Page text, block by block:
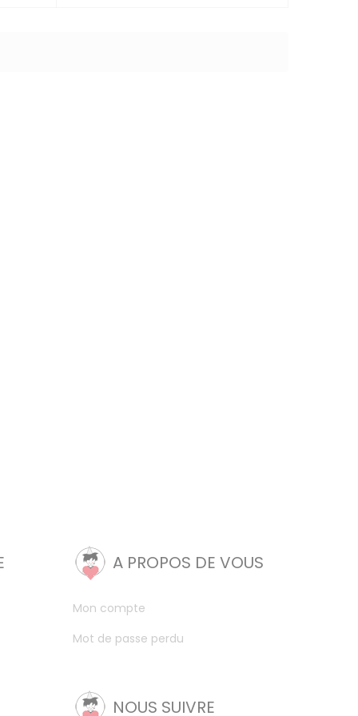
A PROPOS DE VOUS
Mon compte
Mot de passe perdu
NOUS SUIVRE